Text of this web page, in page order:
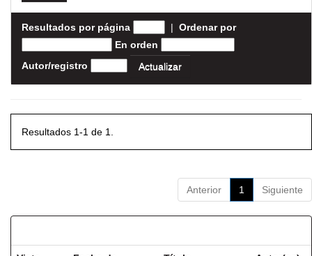
Resultados por página | Ordenar por
En orden
Autor/registro
Resultados 1-1 de 1.
Anterior 1 Siguiente